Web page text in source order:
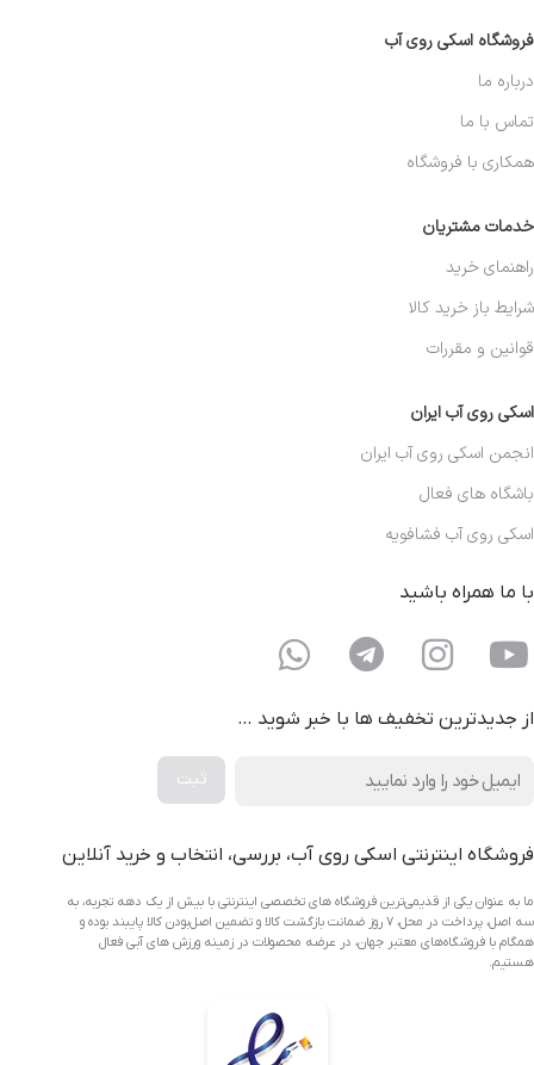
فروشگاه اسکی روی آب
درباره ما
تماس با ما
همکاری با فروشگاه
خدمات مشتریان
راهنمای خرید
شرایط باز خرید کالا
قوانین و مقررات
اسکی روی آب ایران
انجمن اسکی روی آب ایران
باشگاه های فعال
اسکی روی آب فشافویه
با ما همراه باشید
از جدیدترین تخفیف ها با خبر شوید …
فروشگاه اینترنتی اسکی روی آب، بررسی، انتخاب و خرید آنلاین
ما به عنوان یکی از قدیمی‌ترین فروشگاه های تخصصی اینترنتی با بیش از یک دهه تجربه، به
سه اصل، پرداخت در محل، ۷ روز ضمانت بازگشت کالا و تضمین اصل‌بودن کالا پایبند بوده و
همگام با فروشگاه‌های معتبر جهان، در عرضه محصولات در زمینه ورزش های آبی فعال
هستیم.